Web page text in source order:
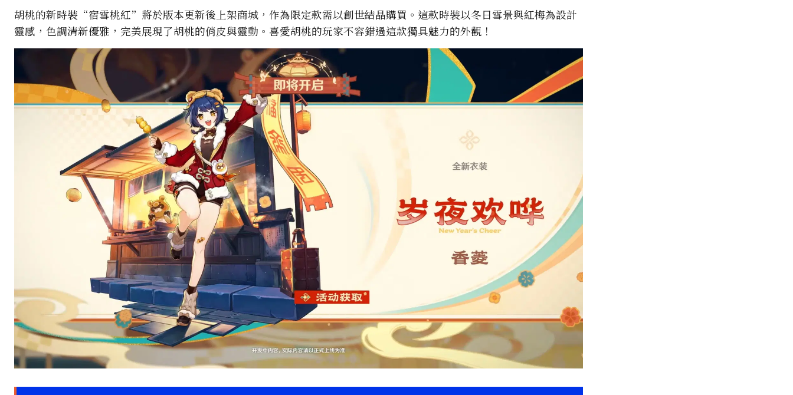
胡桃的新時裝“宿雪桃紅”將於版本更新後上架商城，作為限定款需以創世結晶購買。這款時裝以冬日雪景與紅梅為設計
靈感，色調清新優雅，完美展現了胡桃的俏皮與靈動。喜愛胡桃的玩家不容錯過這款獨具魅力的外觀！